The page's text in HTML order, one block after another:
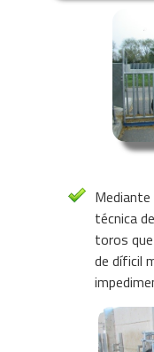
Mediante
técnica
toros
de díficil